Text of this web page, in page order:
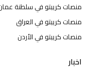
منصات كريبتو في سلطنة
منصات كريبتو في العراق
منصات كريبتو في الأردن
اخبار